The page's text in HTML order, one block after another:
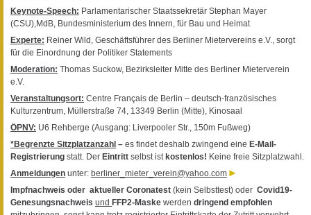
Keynote-Speech: Parlamentarischer Staatssekretär Stephan Mayer
(CSU),MdB, Bundesministerium des Innern, für Bau und Heimat
Experte: Reiner Wild, Geschäftsführer des Berliner Mietervereins e.V., sorgt
für die Einordnung der Politiker Statements
Moderation: Thomas Suckow, Bezirksleiter Mitte des Berliner Mieterverein
e.V.
Veranstaltungsort: Centre Français de Berlin – deutsch-französisches
Kulturzentrum, Müllerstraße 74, 13349 Berlin (Mitte), Kinosaal
ÖPNV: U6 Rehberge (Ausgang: Liverpooler Str., 150m Fußweg)
*Begrenzte Sitzplatzanzahl – es findet deshalb zwingend eine E-Mail-
Registrierung statt. Der Eintritt selbst istkostenlos! Keine freie Sitzplatzwahl.
Anmeldungen unter: berliner_mieter_verein@yahoo.com
Impfnachweis oder aktueller Coronatest (kein Selbsttest) oder Covid19-
Genesungsnachweis und FFP2-Maske werden dringend empfohlen